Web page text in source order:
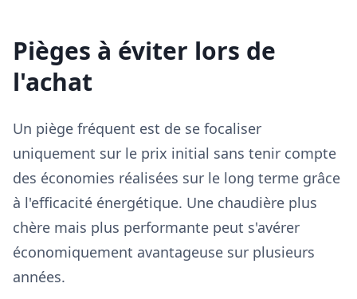
Pièges à éviter lors de
l'achat
Un piège fréquent est de se focaliser
uniquement sur le prix initial sans tenir compte
des économies réalisées sur le long terme grâce
à l'efficacité énergétique. Une chaudière plus
chère mais plus performante peut s'avérer
économiquement avantageuse sur plusieurs
années.